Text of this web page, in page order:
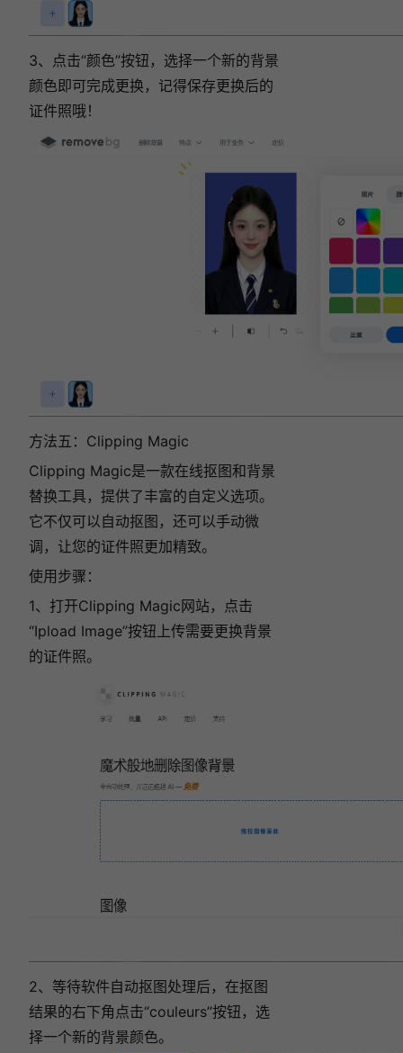
3、点击“颜色”按钮，选择一个新的背景
颜色即可完成更换，记得保存更换后的
证件照哦！
方法五：Clipping Magic
Clipping Magic是一款在线抠图和背景
替换工具，提供了丰富的自定义选项。
它不仅可以自动抠图，还可以手动微
调，让您的证件照更加精致。
使用步骤：
1、打开Clipping Magic网站，点击
“Ipload Image”按钮上传需要更换背景
的证件照。
2、等待软件自动抠图处理后，在抠图
结果的右下角点击“couleurs”按钮，选
择一个新的背景颜色。